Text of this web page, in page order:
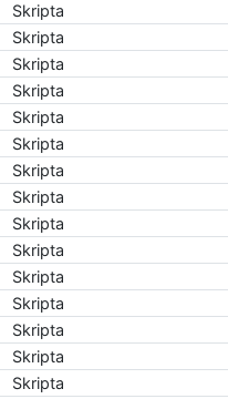
Skripta
Skripta
Skripta
Skripta
Skripta
Skripta
Skripta
Skripta
Skripta
Skripta
Skripta
Skripta
Skripta
Skripta
Skripta